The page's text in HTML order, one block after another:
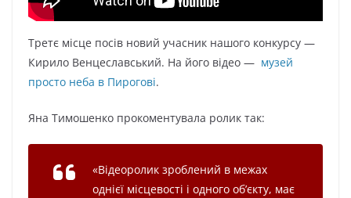
Третє місце посів новий учасник нашого конкурсу —
Кирило Венцеславський. На його відео — музей
просто неба в Пирогові.
Яна Тимошенко прокоментувала ролик так:
«Відеоролик зроблений в межах
однієї місцевості і одного об’єкту, має